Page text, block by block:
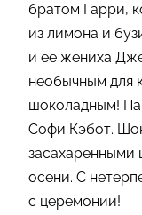
братом Гарри,
из лимона и
и ее жениха
необычным для
шоколадным!
Софи Кэбот.
осени. С
с церемонии!